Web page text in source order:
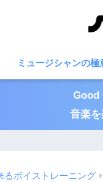
ミュージシャンの極
Good
音楽
るボイストレーニング